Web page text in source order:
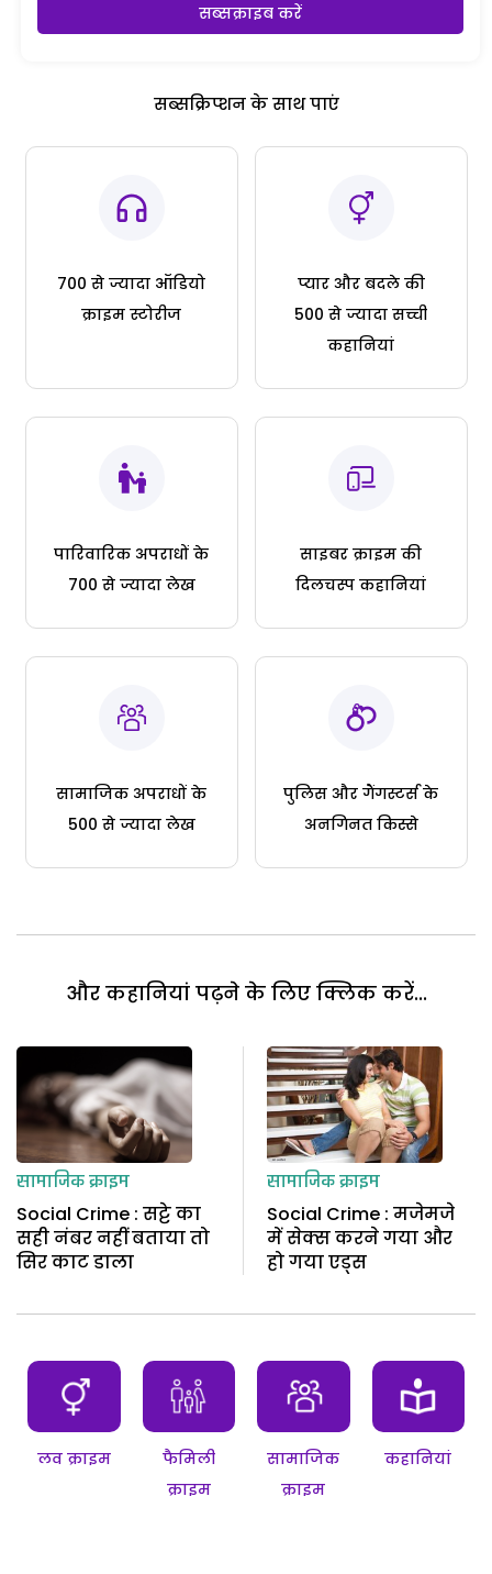
सब्सक्राइब करें
सब्सक्रिप्शन के साथ पाएं
700 से ज्यादा ऑडियो
क्राइम स्टोरीज
प्यार और बदले की
500 से ज्यादा सच्ची
कहानियां
पारिवारिक अपराधों के
700 से ज्यादा लेख
साइबर क्राइम की
दिलचस्प कहानियां
सामाजिक अपराधों के
500 से ज्यादा लेख
पुलिस और गैंगस्टर्स के
अनगिनत किस्से
और कहानियां पढ़ने के लिए क्लिक करें...
सामाजिक क्राइम
Social Crime : सट्टे का
सही नंबर नहीं बताया तो
सिर काट डाला
सामाजिक क्राइम
Social Crime : मजेमजे
में सेक्स करने गया और
हो गया एड्स
लव क्राइम
फैमिली
क्राइम
सामाजिक
क्राइम
कहानियां